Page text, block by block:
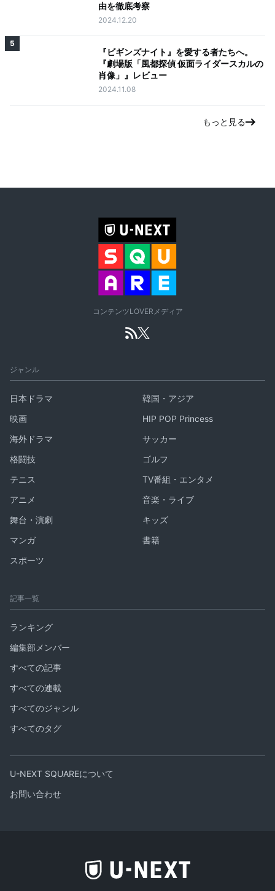
由を徹底考察
2024.12.20
5
『ビギンズナイト』を愛する者たちへ。
『劇場版「風都探偵 仮面ライダースカルの
肖像」』レビュー
2024.11.08
もっと見る
コンテンツLOVERメディア
ジャンル
日本ドラマ
韓国・アジア
映画
HIP POP Princess
海外ドラマ
サッカー
格闘技
ゴルフ
テニス
TV番組・エンタメ
アニメ
音楽・ライブ
舞台・演劇
キッズ
マンガ
書籍
スポーツ
記事一覧
ランキング
編集部メンバー
すべての記事
すべての連載
すべてのジャンル
すべてのタグ
U-NEXT SQUAREについて
お問い合わせ